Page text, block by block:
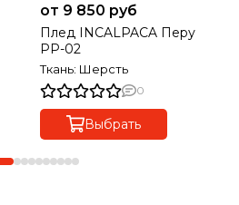
от 9 850 руб
Плед INCALPACA Перу
РР-02
Ткань: Шерсть
0
Выбрать